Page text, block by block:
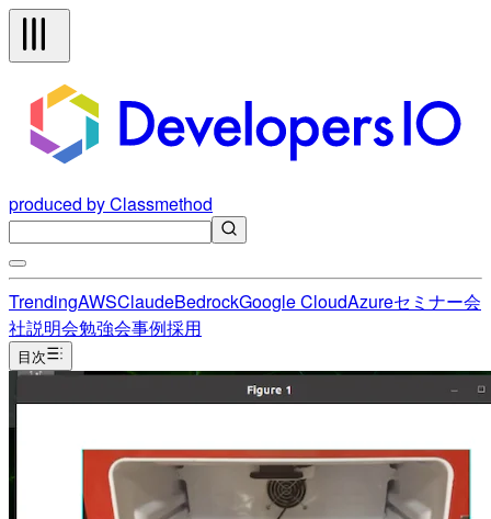
produced by Classmethod
TrendingAWSClaudeBedrockGoogle CloudAzureセミナー会
社説明会勉強会事例採用
目次